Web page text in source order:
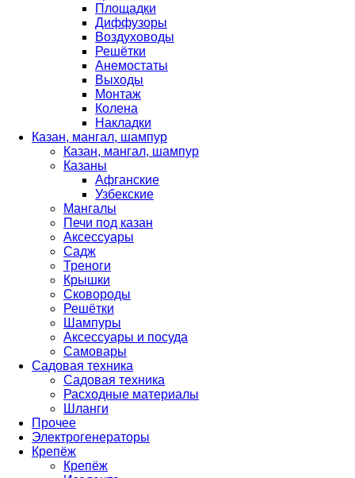
Площадки
Диффузоры
Воздуховоды
Решётки
Анемостаты
Выходы
Монтаж
Колена
Накладки
Казан, мангал, шампур
Казан, мангал, шампур
Казаны
Афганские
Узбекские
Мангалы
Печи под казан
Аксессуары
Садж
Треноги
Крышки
Сковороды
Решётки
Шампуры
Аксессуары и посуда
Самовары
Садовая техника
Садовая техника
Расходные материалы
Шланги
Прочее
Электрогенераторы
Крепёж
Крепёж